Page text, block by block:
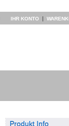
IHR KONTO |
Produkt Info